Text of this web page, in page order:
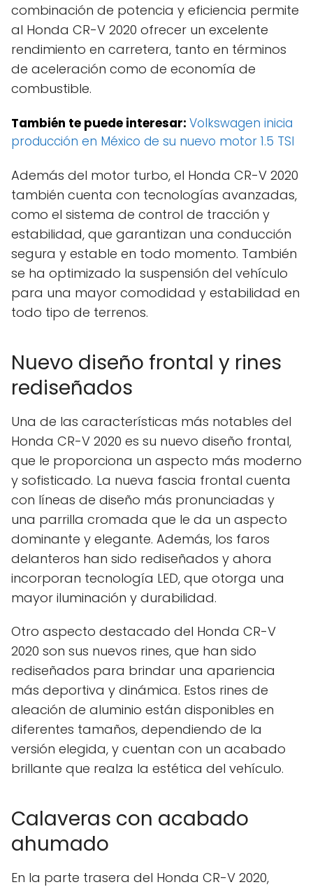
combinación de potencia y eficiencia permite
al Honda CR-V 2020 ofrecer un excelente
rendimiento en carretera, tanto en términos
de aceleración como de economía de
combustible.
También te puede interesar: Volkswagen inicia
producción en México de su nuevo motor 1.5 TSI
Además del motor turbo, el Honda CR-V 2020
también cuenta con tecnologías avanzadas,
como el sistema de control de tracción y
estabilidad, que garantizan una conducción
segura y estable en todo momento. También
se ha optimizado la suspensión del vehículo
para una mayor comodidad y estabilidad en
todo tipo de terrenos.
Nuevo diseño frontal y rines
rediseñados
Una de las características más notables del
Honda CR-V 2020 es su nuevo diseño frontal,
que le proporciona un aspecto más moderno
y sofisticado. La nueva fascia frontal cuenta
con líneas de diseño más pronunciadas y
una parrilla cromada que le da un aspecto
dominante y elegante. Además, los faros
delanteros han sido rediseñados y ahora
incorporan tecnología LED, que otorga una
mayor iluminación y durabilidad.
Otro aspecto destacado del Honda CR-V
2020 son sus nuevos rines, que han sido
rediseñados para brindar una apariencia
más deportiva y dinámica. Estos rines de
aleación de aluminio están disponibles en
diferentes tamaños, dependiendo de la
versión elegida, y cuentan con un acabado
brillante que realza la estética del vehículo.
Calaveras con acabado
ahumado
En la parte trasera del Honda CR-V 2020,